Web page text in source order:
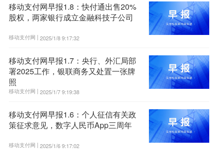
移动支付网早报1.8：快付通出售20%
股权，两家银行成立金融科技子公司
移动支付网 | 2025/1/8 9:17:32
移动支付网早报1.7：央行、外汇局部
署2025工作，银联商务又处置一张牌
照
移动支付网 | 2025/1/7 9:19:38
移动支付网早报1.6：个人征信有关政
策征求意见，数字人民币App三周年
移动支付网 | 2025/1/6 9:17:02